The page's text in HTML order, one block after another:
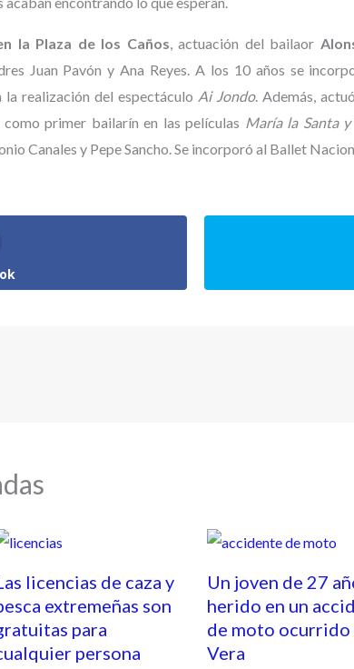
la Plaza de los Caños, actuación del bailaor
Juan Pavón y Ana Reyes. A los 10 años se
realización del espectáculo Ai Jondo. Además,
primer bailarín en las películas María la Santa y
Canales y Pepe Sancho. Se incorporó al Ballet
licencias de caza y
extremeñas son
para
persona
Un joven de 27
herido en un
de moto ocurrido
Vera